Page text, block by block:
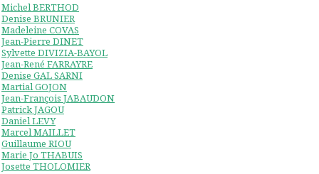
Michel BERTHOD
Denise BRUNIER
Madeleine COVAS
Jean-Pierre DINET
Sylvette DIVIZIA-BAYOL
Jean-René FARRAYRE
Denise GAL SARNI
Martial GOJON
Jean-François JABAUDON
Patrick JAGOU
Daniel LEVY
Marcel MAILLET
Guillaume RIOU
Marie Jo THABUIS
Josette THOLOMIER